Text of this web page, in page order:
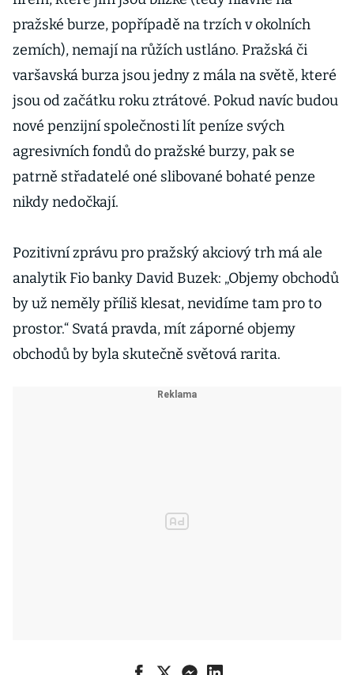
pražské burze, popřípadě na trzích v okolních
zemích), nemají na růžích ustláno. Pražská či
varšavská burza jsou jedny z mála na světě, které
jsou od začátku roku ztrátové. Pokud navíc budou
nové penzijní společnosti lít peníze svých
agresivních fondů do pražské burzy, pak se
patrně střadatelé oné slibované bohaté penze
nikdy nedočkají.
Pozitivní zprávu pro pražský akciový trh má ale
analytik Fio banky David Buzek: „Objemy obchodů
by už neměly příliš klesat, nevidíme tam pro to
prostor.“ Svatá pravda, mít záporné objemy
obchodů by byla skutečně světová rarita.